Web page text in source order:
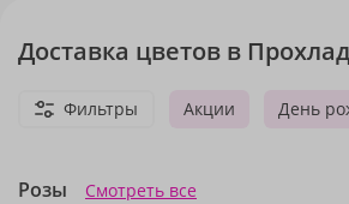
Доставка цветов в
Акции День
Фильтры
Розы Смотреть все